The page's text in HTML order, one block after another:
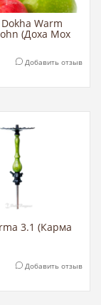
Warm
(Доха Мох
Добавить отзыв
3.1 (Карма
Добавить отзыв